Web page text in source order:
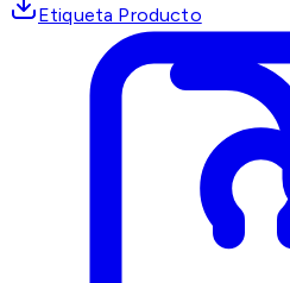
Etiqueta Producto